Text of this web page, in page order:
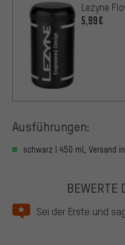
Lezyne
5,99€
Ausführungen:
schwarz | 450 ml, Versand
BEWERTE
Sei der Erste und